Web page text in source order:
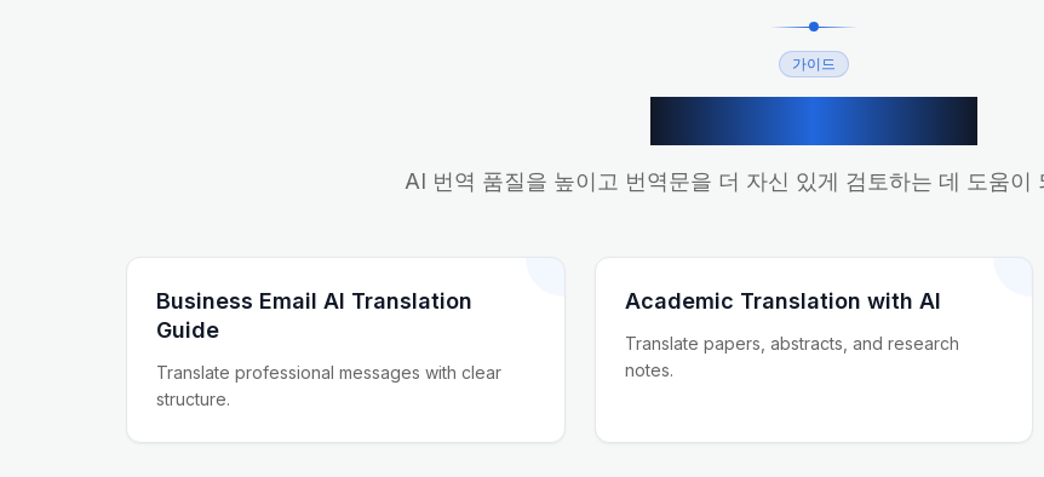
가이드
AI 번역 품질을 높이고 번역문을 더 자신 있게 검토하는 데 도움이
Business Email AI Translation
Guide
Translate professional messages with clear
structure.
Academic Translation with AI
Translate papers, abstracts, and research
notes.